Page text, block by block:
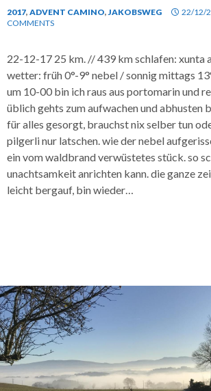
2017, ADVENT CAMINO, JAKOBSWEG 22/12/
COMMENTS
22-12-17 25 km. // 439 km schlafen: xunta
wetter: früh 0°-9° nebel / sonnig mittags
um 10-00 bin ich raus aus portomarin und
üblich gehts zum aufwachen und abhusten
für alles gesorgt, brauchst nix selber tun
pilgerli nur latschen. wie der nebel
ein vom waldbrand verwüstetes stück. so
unachtsamkeit anrichten kann. die ganze
leicht bergauf, bin wieder…